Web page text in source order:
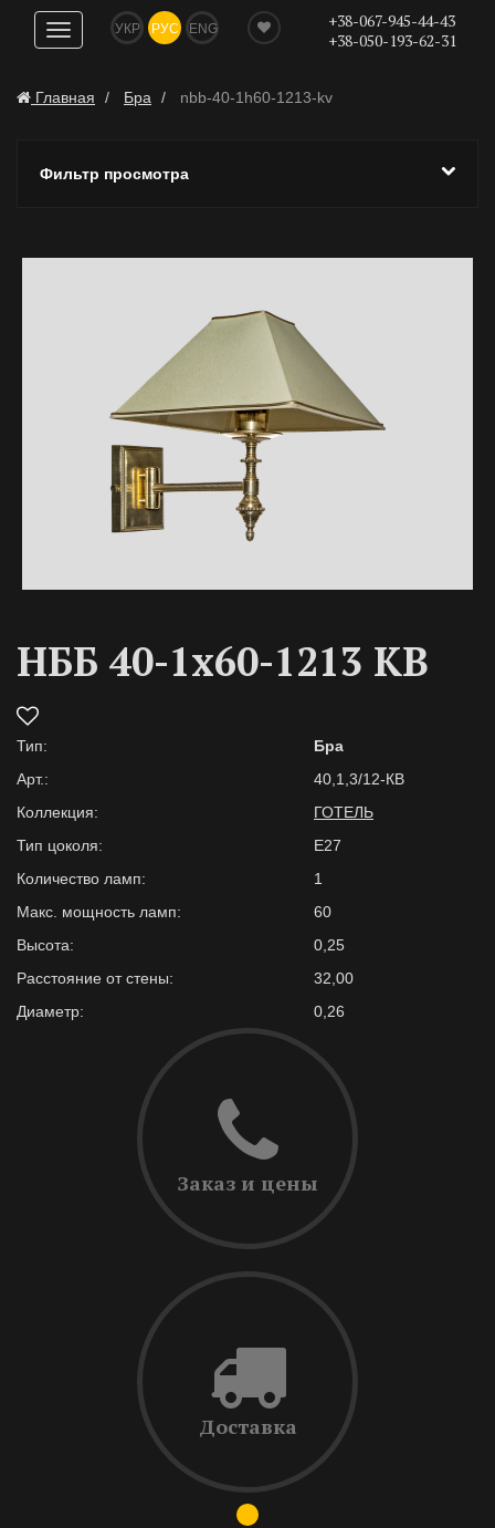
Показать
навигацию
УКР РУС ENG
+38-067-945-44-43
+38-050-193-62-31
Главная Бра nbb-40-1h60-1213-kv
Фильтр просмотра
НББ 40-1х60-1213 КВ
Тип:
Бра
Арт.:
40,1,3/12-КВ
Коллекция:
ГОТЕЛЬ
Тип цоколя:
E27
Количество ламп:
1
Макс. мощность ламп:
60
Высота:
0,25
Расстояние от стены:
32,00
Диаметр:
0,26
Заказ и цены
Доставка